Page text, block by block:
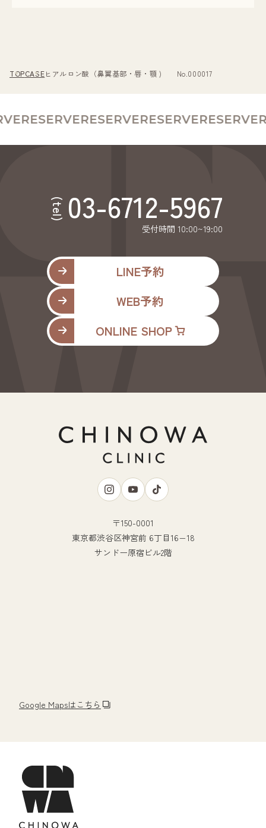
TOPCASEヒアルロン酸（鼻翼基部・唇・顎 ) No.000017
RESERVERESERVERESERVERESERVE
(tel) 03-6712-5967
受付時間 10:00~19:00
LINE予約
WEB予約
ONLINE SHOP
Google Mapsはこちら
〒150-0001
東京都渋谷区神宮前 6丁目16−18
サンドー原宿ビル2階